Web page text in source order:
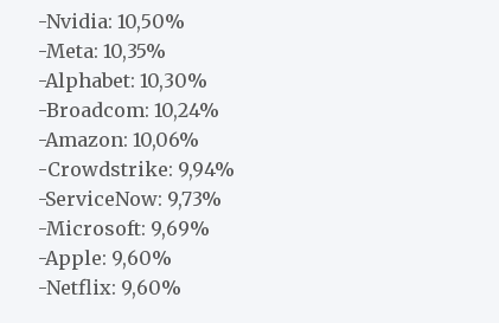
-Nvidia: 10,50%
-Meta: 10,35%
-Alphabet: 10,30%
-Broadcom: 10,24%
-Amazon: 10,06%
-Crowdstrike: 9,94%
-ServiceNow: 9,73%
-Microsoft: 9,69%
-Apple: 9,60%
-Netflix: 9,60%